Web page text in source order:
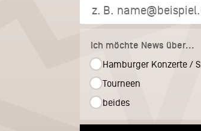
Ich möchte News über...
Hamburger Konzerte /
Tourneen
beides